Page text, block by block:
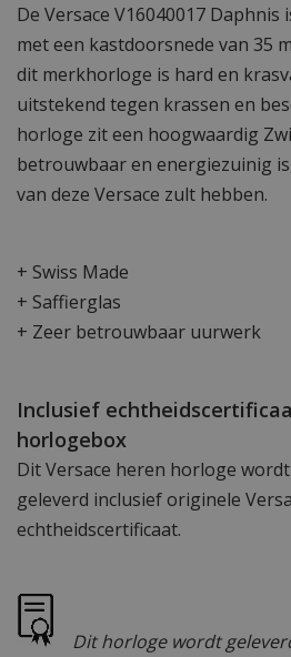
De Versace V16040017
met een kastdoorsnede van 35
dit merkhorloge is hard en
uitstekend tegen krassen en
horloge zit een hoogwaardig
betrouwbaar en energiezuinig
van deze Versace zult hebben.
+ Swiss Made
+ Saffierglas
+ Zeer betrouwbaar uurwerk
Inclusief
horlogebox
Dit Versace heren horloge
geleverd inclusief originele
echtheidscertificaat.
Dit horloge wordt